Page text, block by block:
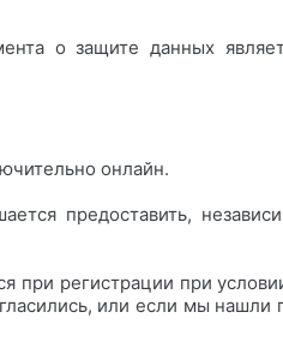
о защите данных
онлайн.
предоставить,
при регистрации при
или если мы